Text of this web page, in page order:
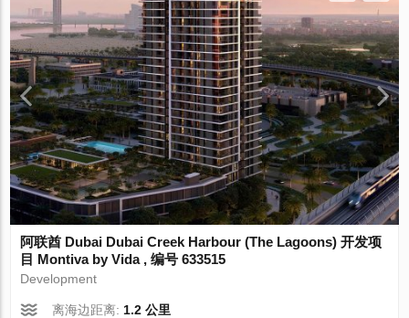
阿联酋 Dubai Dubai Creek Harbour (The Lagoons) 开发项
目 Montiva by Vida , 编号 633515
Development
离海边距离: 1.2 公里